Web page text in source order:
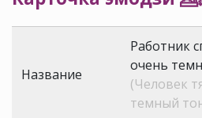
Название
Работник
очень
(Человек
темный